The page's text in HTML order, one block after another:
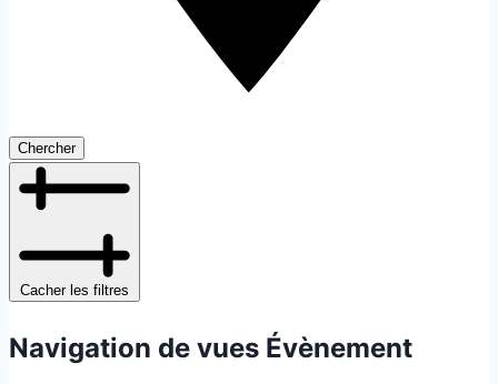
Chercher
Cacher les filtres
Navigation de vues Évènement